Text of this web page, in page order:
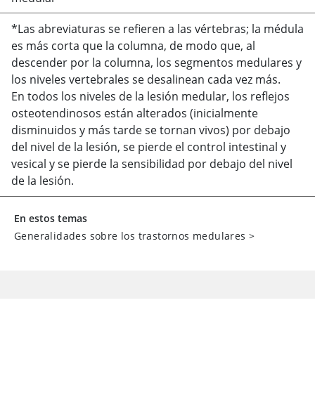
*Las abreviaturas se refieren a las vértebras; la médula
es más corta que la columna, de modo que, al
descender por la columna, los segmentos medulares y
los niveles vertebrales se desalinean cada vez más.
En todos los niveles de la lesión medular, los reflejos
osteotendinosos están alterados (inicialmente
disminuidos y más tarde se tornan vivos) por debajo
del nivel de la lesión, se pierde el control intestinal y
vesical y se pierde la sensibilidad por debajo del nivel
de la lesión.
En estos temas
Generalidades sobre los trastornos medulares >